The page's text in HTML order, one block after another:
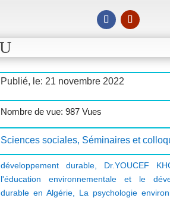
Publié, le: 21 novembre 2022
Nombre de vue: 987 Vues
Sciences sociales, Séminaires et
développement durable, Dr.YOUCEF
l'éducation environnementale et le
durable en Algérie, La psychologie